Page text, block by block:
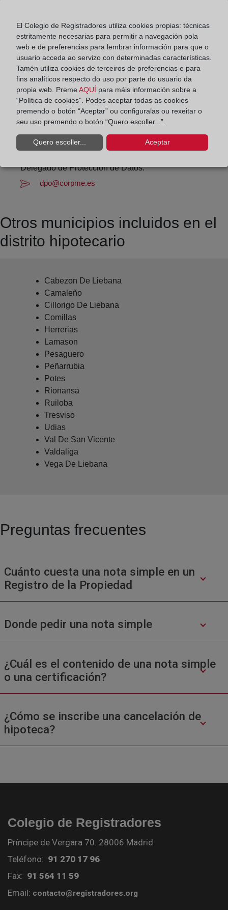
De lunes a viernes de 09:00 a 17:00 horas
Agosto: De lunes a viernes de 09:00 a 14:00 horas
Los días 24 y 31 de diciembre de 09:00 a 14:00
horas
Datos de contacto:
942 71 51 97
sanvicentebarquera-potes@registrodelapropiedad.org
Datos del Registrador:
Asier Fernández Ruiz
Delegado de Protección de Datos:
dpo@corpme.es
Otros municipios incluidos en el
distrito hipotecario
Cabezon De Liebana
Camaleño
Cillorigo De Liebana
Comillas
Herrerias
Lamason
Pesaguero
Peñarrubia
Potes
Rionansa
Ruiloba
Tresviso
Udias
Val De San Vicente
Valdaliga
Vega De Liebana
Preguntas frecuentes
Cuánto cuesta una nota simple en un
Registro de la Propiedad
Donde pedir una nota simple
¿Cuál es el contenido de una nota simple
o una certificación?
¿Cómo se inscribe una cancelación de
hipoteca?
Colegio de Registradores
Príncipe de Vergara 70. 28006 Madrid
Teléfono: 91 270 17 96
Fax: 91 564 11 59
Email: contacto@registradores.org
El Colegio de Registradores utiliza cookies propias: técnicas
estritamente necesarias para permitir a navegación pola
web e de preferencias para lembrar información para que o
usuario acceda ao servizo con determinadas características.
Tamén utiliza cookies de terceiros de preferencias e para
fins analíticos respecto do uso por parte do usuario da
propia web. Preme AQUÍ para máis información sobre a
“Política de cookies”. Podes aceptar todas as cookies
premendo o botón “Aceptar” ou configuralas ou rexeitar o
seu uso premendo o botón “Quero escoller...”.
Quero escoller... Aceptar